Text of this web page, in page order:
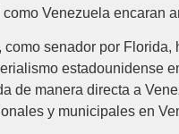
como Venezuela
como senador por
estadounidense
de manera directa a
y municipales en